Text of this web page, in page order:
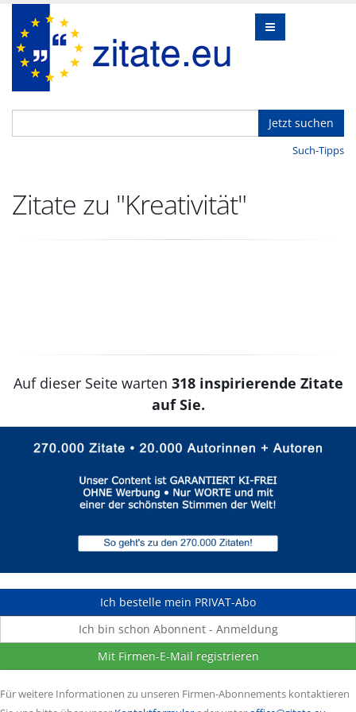
Jetzt suchen
Such-Tipps
Zitate zu "Kreativität"
Auf dieser Seite warten 318 inspirierende Zitate
auf Sie.
Ich bestelle mein PRIVAT-Abo
Ich bin schon Abonnent - Anmeldung
Mit Firmen-E-Mail registrieren
Für weitere Informationen zu unseren Firmen-Abonnements kontaktieren